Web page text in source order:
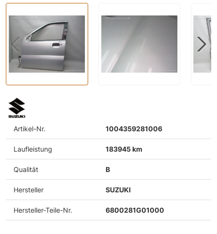
Artikel-Nr. 1004359281006
Laufleistung 183945 km
Qualität B
Hersteller SUZUKI
Hersteller-Teile-Nr. 6800281G01000